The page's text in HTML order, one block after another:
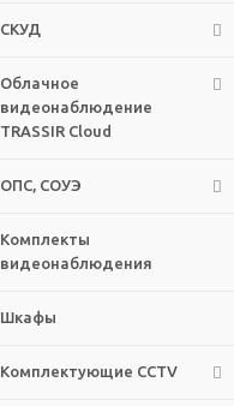
СКУД
Облачное
видеонаблюдение
TRASSIR Cloud
ОПС, СОУЭ
Комплекты
видеонаблюдения
Шкафы
Комплектующие CCTV